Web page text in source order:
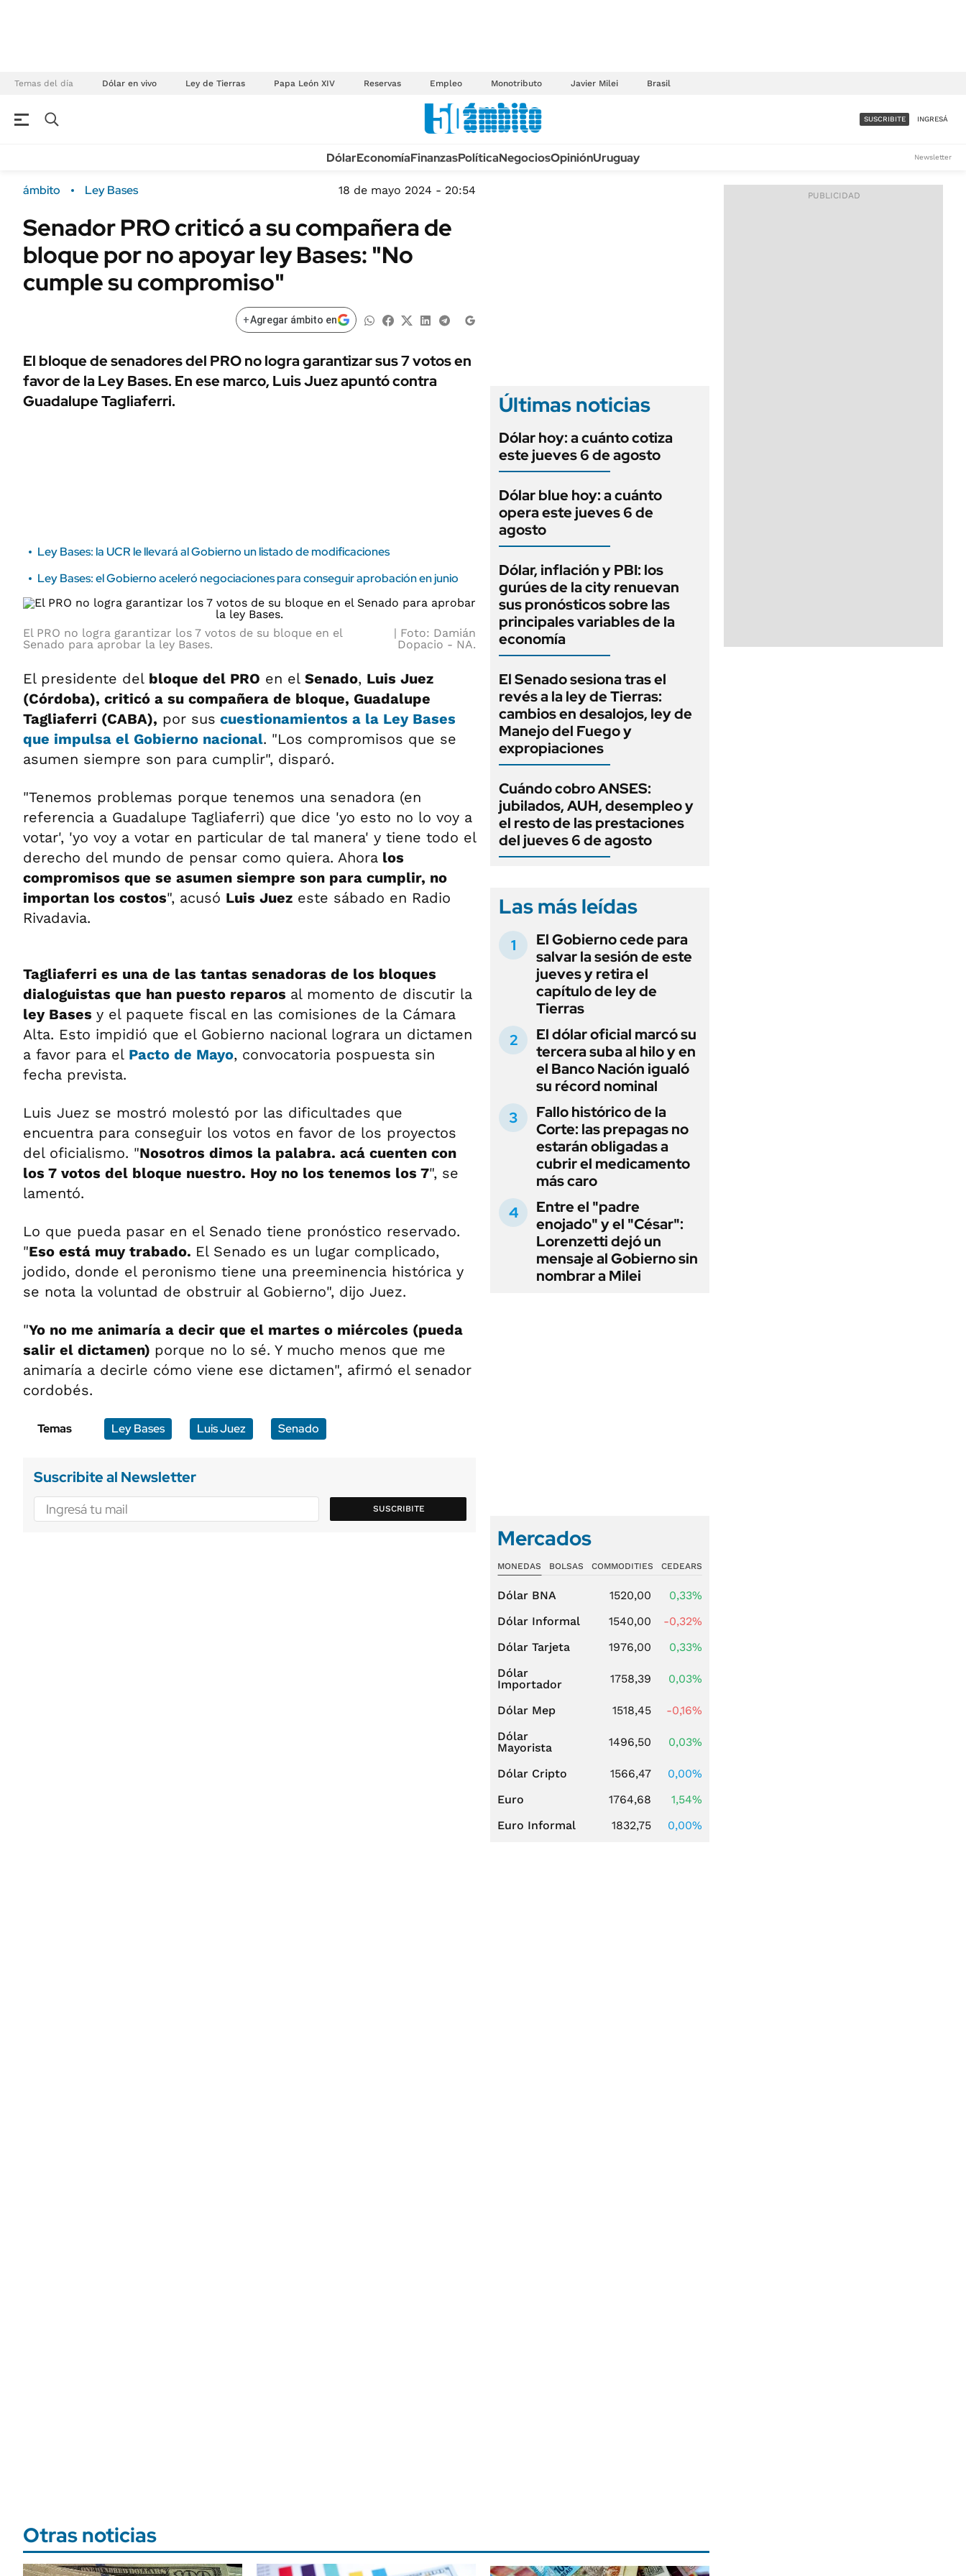
Temas del día Dólar en vivo Ley de Tierras Papa León XIV Reservas Empleo Monotributo Javier Milei Brasil
Campo
FINANZAS
Dólar
Sustentabilidad
ENERGY REPORT
POLÍTICA
URUGUAY
TECNOLOGÍA
MÉXICO
MUNDO
INFORMACIÓN GENERAL
AUTOS
ACCESO FULL - $1.800/MES
SUSCRIBITE INGRESÁ
DólarEconomíaFinanzasPolíticaNegociosOpiniónUruguay Newsletter
ámbito Ley Bases 18 de mayo 2024 - 20:54
Senador PRO criticó a su compañera de
bloque por no apoyar ley Bases: "No
cumple su compromiso"
+Agregar ámbito en
El bloque de senadores del PRO no logra garantizar sus 7 votos en
favor de la Ley Bases. En ese marco, Luis Juez apuntó contra
Guadalupe Tagliaferri.
Ley Bases: la UCR le llevará al Gobierno un listado de modificaciones
Ley Bases: el Gobierno aceleró negociaciones para conseguir aprobación en junio
El PRO no logra garantizar los 7 votos de su bloque en el
Senado para aprobar la ley Bases.
Foto: Damián
Dopacio - NA.
El presidente del bloque del PRO en el Senado, Luis Juez
(Córdoba), criticó a su compañera de bloque, Guadalupe
Tagliaferri (CABA), por sus cuestionamientos a la Ley Bases
que impulsa el Gobierno nacional. "Los compromisos que se
asumen siempre son para cumplir", disparó.
"Tenemos problemas porque tenemos una senadora (en
referencia a Guadalupe Tagliaferri) que dice 'yo esto no lo voy a
votar', 'yo voy a votar en particular de tal manera' y tiene todo el
derecho del mundo de pensar como quiera. Ahora los
compromisos que se asumen siempre son para cumplir, no
importan los costos", acusó Luis Juez este sábado en Radio
Rivadavia.
Tagliaferri es una de las tantas senadoras de los bloques
dialoguistas que han puesto reparos al momento de discutir la
ley Bases y el paquete fiscal en las comisiones de la Cámara
Alta. Esto impidió que el Gobierno nacional lograra un dictamen
a favor para el Pacto de Mayo, convocatoria pospuesta sin
fecha prevista.
Luis Juez se mostró molestó por las dificultades que
encuentra para conseguir los votos en favor de los proyectos
del oficialismo. "Nosotros dimos la palabra. acá cuenten con
los 7 votos del bloque nuestro. Hoy no los tenemos los 7", se
lamentó.
Lo que pueda pasar en el Senado tiene pronóstico reservado.
"Eso está muy trabado. El Senado es un lugar complicado,
jodido, donde el peronismo tiene una preeminencia histórica y
se nota la voluntad de obstruir al Gobierno", dijo Juez.
"Yo no me animaría a decir que el martes o miércoles (pueda
salir el dictamen) porque no lo sé. Y mucho menos que me
animaría a decirle cómo viene ese dictamen", afirmó el senador
cordobés.
Temas Ley Bases Luis Juez Senado
Suscribite al Newsletter
SUSCRIBITE
Últimas noticias
Dólar hoy: a cuánto cotiza
este jueves 6 de agosto
Dólar blue hoy: a cuánto
opera este jueves 6 de
agosto
Dólar, inflación y PBI: los
gurúes de la city renuevan
sus pronósticos sobre las
principales variables de la
economía
El Senado sesiona tras el
revés a la ley de Tierras:
cambios en desalojos, ley de
Manejo del Fuego y
expropiaciones
Cuándo cobro ANSES:
jubilados, AUH, desempleo y
el resto de las prestaciones
del jueves 6 de agosto
Las más leídas
El Gobierno cede para
salvar la sesión de este
jueves y retira el
capítulo de ley de
Tierras
El dólar oficial marcó su
tercera suba al hilo y en
el Banco Nación igualó
su récord nominal
Fallo histórico de la
Corte: las prepagas no
estarán obligadas a
cubrir el medicamento
más caro
Entre el "padre
enojado" y el "César":
Lorenzetti dejó un
mensaje al Gobierno sin
nombrar a Milei
Mercados
MONEDAS BOLSAS COMMODITIES CEDEARS
Dólar BNA 1520,00
0,33%
Dólar Informal
1540,00
-0,32%
Dólar Tarjeta
1976,00
0,33%
Dólar
Importador
1758,39 0,03%
Dólar Mep 1518,45
-0,16%
Dólar
Mayorista
1496,50 0,03%
Dólar Cripto 1566,47
0,00%
Euro
1764,68
1,54%
Euro Informal
1832,75 0,00%
Otras noticias